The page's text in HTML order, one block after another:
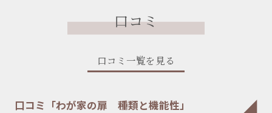
口コミ
口コミ一覧を見る
口コミ「わが家の扉 種類と機能性」